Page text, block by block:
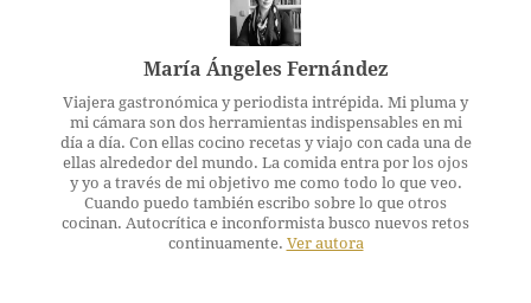
María Ángeles Fernández
Viajera gastronómica y periodista intrépida. Mi pluma y
mi cámara son dos herramientas indispensables en mi
día a día. Con ellas cocino recetas y viajo con cada una de
ellas alrededor del mundo. La comida entra por los ojos
y yo a través de mi objetivo me como todo lo que veo.
Cuando puedo también escribo sobre lo que otros
cocinan. Autocrítica e inconformista busco nuevos retos
continuamente. Ver autora